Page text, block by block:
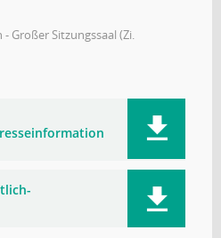
Großer Sitzungssaal (Zi.